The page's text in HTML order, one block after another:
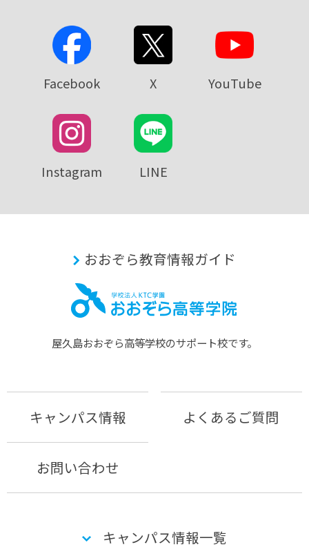
Facebook X YouTube
Instagram LINE
おおぞら教育情報ガイド
屋久島おおぞら⾼等学校のサポート校です。
キャンパス情報 よくあるご質問
お問い合わせ
キャンパス情報一覧